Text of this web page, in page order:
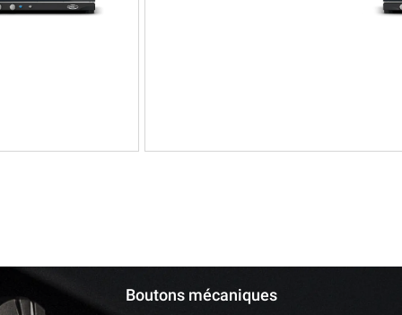
4 460x330 niveaux
Électrique
Boutons mécaniques